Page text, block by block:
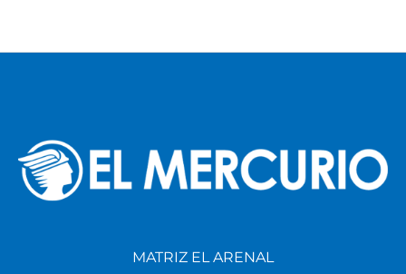
MATRIZ EL ARENAL